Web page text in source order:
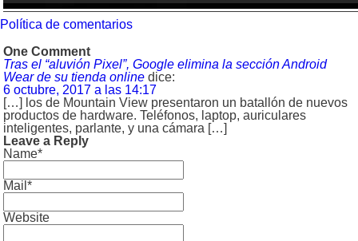
Política de comentarios
One Comment
Tras el “aluvión Pixel”, Google elimina la sección Android
Wear de su tienda online dice:
6 octubre, 2017 a las 14:17
[…] los de Mountain View presentaron un batallón de nuevos
productos de hardware. Teléfonos, laptop, auriculares
inteligentes, parlante, y una cámara […]
Leave a Reply
Name*
Mail*
Website